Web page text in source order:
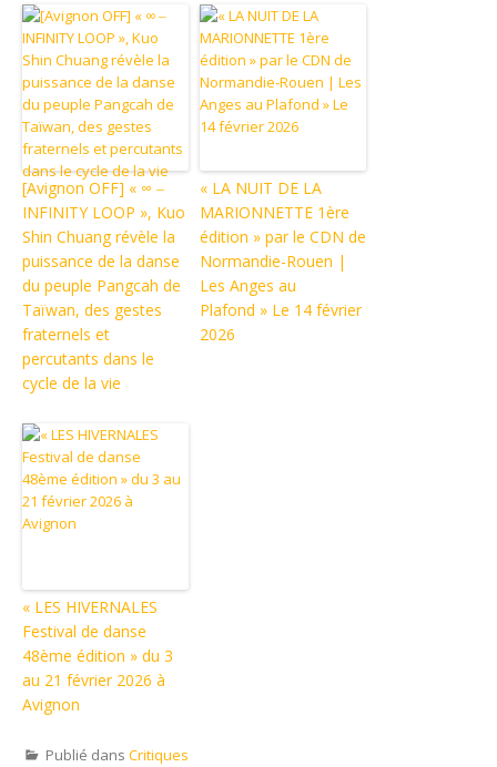
[Avignon OFF] « ∞ ‒
INFINITY LOOP », Kuo
Shin Chuang révèle la
puissance de la danse
du peuple Pangcah de
Taïwan, des gestes
fraternels et
percutants dans le
cycle de la vie
« LA NUIT DE LA
MARIONNETTE 1ère
édition » par le CDN de
Normandie-Rouen |
Les Anges au
Plafond » Le 14 février
2026
« LES HIVERNALES
Festival de danse
48ème édition » du 3
au 21 février 2026 à
Avignon
Publié dans Critiques